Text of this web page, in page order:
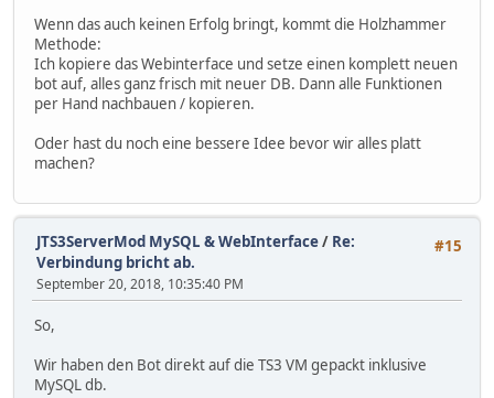
Wenn das auch keinen Erfolg bringt, kommt die Holzhammer
Methode:
Ich kopiere das Webinterface und setze einen komplett neuen
bot auf, alles ganz frisch mit neuer DB. Dann alle Funktionen
per Hand nachbauen / kopieren.
Oder hast du noch eine bessere Idee bevor wir alles platt
machen?
#15
JTS3ServerMod MySQL & WebInterface/ Re:
Verbindung bricht ab.
September 20, 2018, 10:35:40 PM
So,
Wir haben den Bot direkt auf die TS3 VM gepackt inklusive
MySQL db.